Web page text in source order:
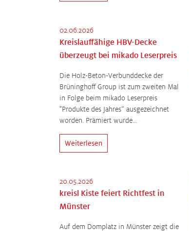
02.06.2026
Kreislauffähige HBV-Decke
überzeugt bei mikado Leserpreis
Die Holz-Beton-Verbunddecke der
Brüninghoff Group ist zum zweiten Mal
in Folge beim mikado Leserpreis
"Produkte des Jahres“ ausgezeichnet
worden. Prämiert wurde…
Weiterlesen
20.05.2026
kreisl Kiste feiert Richtfest in
Münster
Auf dem Domplatz in Münster zeigt die